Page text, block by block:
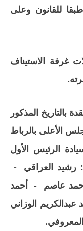
للقانون وعلى
غرفة الاستيناف
بالتاريخ المذكور
الأعلى بالرباط
الرئيس الأول
رشيد العراقي
-
عاصم - أحمد
الوزاني